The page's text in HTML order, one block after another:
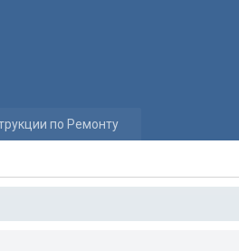
по Ремонту